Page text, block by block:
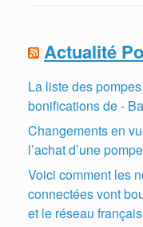
Actualité
La liste des
bonifications de -
Changements en
l’achat d’une
Voici comment les
connectées vont
et le réseau